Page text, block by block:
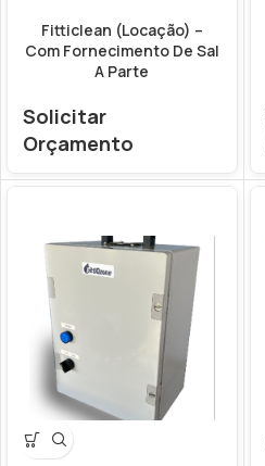
Fitticlean (Locação) –
Com Fornecimento De Sal
A Parte
Solicitar
Orçamento